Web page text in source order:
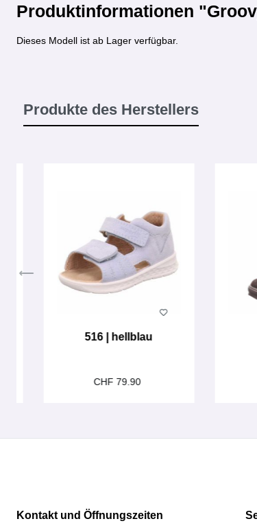
Produktinformationen
Dieses Modell ist ab Lager verfügbar.
Produkte des Herstellers
516 | hellblau
CHF 79.90
Kontakt und Öffnungszeiten